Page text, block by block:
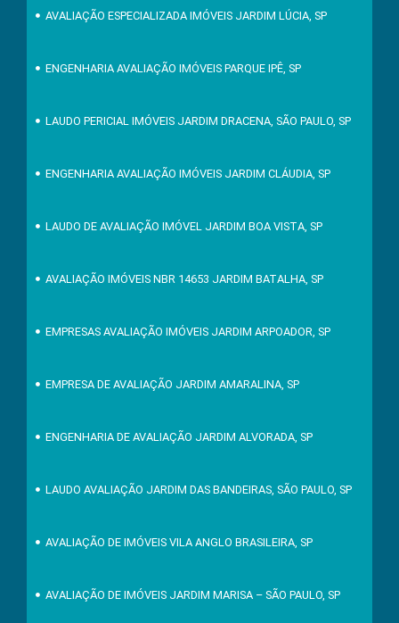
AVALIAÇÃO ESPECIALIZADA IMÓVEIS JARDIM LÚCIA, SP
ENGENHARIA AVALIAÇÃO IMÓVEIS PARQUE IPÊ, SP
LAUDO PERICIAL IMÓVEIS JARDIM DRACENA, SÃO PAULO, SP
ENGENHARIA AVALIAÇÃO IMÓVEIS JARDIM CLÁUDIA, SP
LAUDO DE AVALIAÇÃO IMÓVEL JARDIM BOA VISTA, SP
AVALIAÇÃO IMÓVEIS NBR 14653 JARDIM BATALHA, SP
EMPRESAS AVALIAÇÃO IMÓVEIS JARDIM ARPOADOR, SP
EMPRESA DE AVALIAÇÃO JARDIM AMARALINA, SP
ENGENHARIA DE AVALIAÇÃO JARDIM ALVORADA, SP
LAUDO AVALIAÇÃO JARDIM DAS BANDEIRAS, SÃO PAULO, SP
AVALIAÇÃO DE IMÓVEIS VILA ANGLO BRASILEIRA, SP
AVALIAÇÃO DE IMÓVEIS JARDIM MARISA – SÃO PAULO, SP